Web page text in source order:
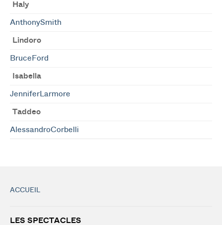
Haly
AnthonySmith
Lindoro
BruceFord
Isabella
JenniferLarmore
Taddeo
AlessandroCorbelli
ACCUEIL
LES SPECTACLES